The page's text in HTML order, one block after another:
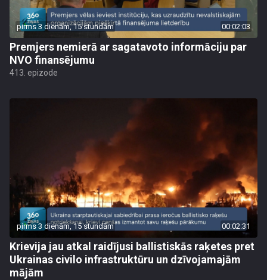
pirms 3 dienām, 15 stundām 00:02:03
Premjers nemierā ar sagatavoto informāciju par
NVO finansējumu
413. epizode
pirms 3 dienām, 15 stundām 00:02:31
Krievija jau atkal raidījusi ballistiskās raķetes pret
Ukrainas civilo infrastruktūru un dzīvojamajām
mājām